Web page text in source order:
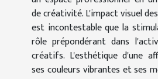
de créativité. L'impact visuel
est incontestable que la
rôle prépondérant dans
créatifs. L'esthétique d'une
ses couleurs vibrantes et ses